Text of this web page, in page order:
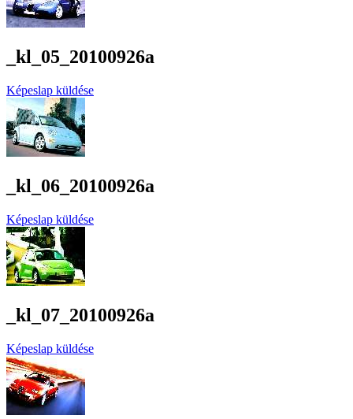
_kl_05_20100926a
Képeslap küldése
_kl_06_20100926a
Képeslap küldése
_kl_07_20100926a
Képeslap küldése